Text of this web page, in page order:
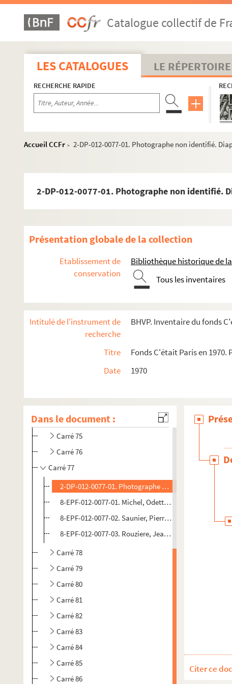
Catalogue collectif de
LES CATALOGUES LE RÉPERTOIRE
RECHERCHE RAPIDE
Accueil CCFr > 2-DP-012-0077-01. Photographe non identifié.
2-DP-012-0077-01. Photographe non identifié.
Présentation globale de la collection
Etablissement de
conservation
Bibliothèque historique de
Tous les inventaires
Intitulé de l'instrument de
recherche
BHVP. Inventaire du fonds
Titre
Fonds C'était Paris en 1970.
Date
1970
Dans le document :
Carrés 1 à 9. 17 arrondissement
Carrés 10 à 28. 17earrondissement
arrondissements
e
Carrés 69 à 88 : 18earrondissement
Carré 73
Carré 74
Carré 75
Carré 76
Carré 77
2-DP-012-0077-01. Photographe non identifié.
8-EPF-012-0077-01. Michel, Odette (photographe).
8-EPF-012-0077-02. Saunier, Pierre (photographe).
8-EPF-012-0077-03. Rouziere, Jean F. (photographe).
Carré 78
Carré 79
Carré 80
Carré 81
Carré 82
Carré 83
Carré 84
Carré 85
Carré 86
Citer ce